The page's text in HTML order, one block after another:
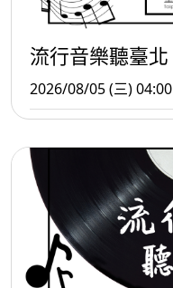
流行音樂聽臺北
2026/08/05 (三) 04:00